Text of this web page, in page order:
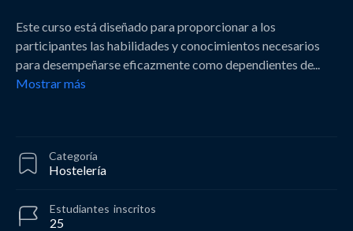
Este curso está diseñado para proporcionar a los
participantes las habilidades y conocimientos necesarios
para desempeñarse eficazmente como dependientes de...
Mostrar más
Categoría
Hostelería
25
Estudiantes inscritos